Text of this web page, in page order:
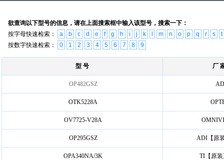
欲查询以下型号的信息，请在上面搜索框中输入该型号，搜索一下：
按字母快速检索：
a b c d e f g h i j k m n o p q r s
t
按数字快速检索：
0 1 2 3 4 5 6 7 8 9
型 号 厂
OP482GSZ AD
OTK5228A
OV7725-V28A
OP295GSZ ADI【原
OPA340NA/3K TI【原